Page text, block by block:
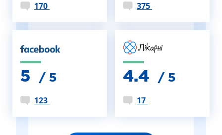
170 375
5 / 5
123
4.4 / 5
17